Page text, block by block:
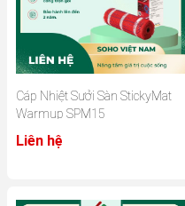
Cáp Nhiệt Sưởi Sàn StickyMat
Warmup SPM15
Liên hệ